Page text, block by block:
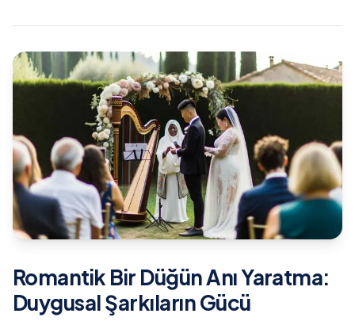
Romantik Bir Düğün Anı Yaratma:
Duygusal Şarkıların Gücü